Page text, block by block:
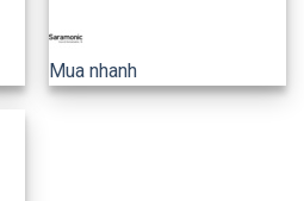
Mua nhanh